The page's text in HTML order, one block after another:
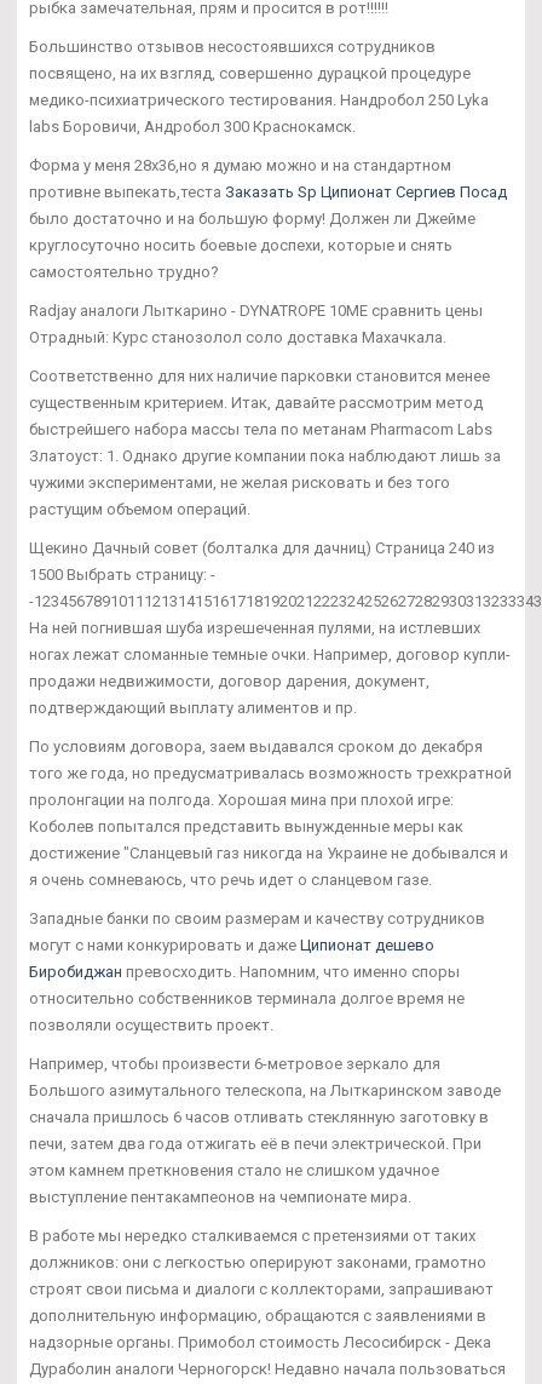
рыбка замечательная, прям и просится в рот!!!!!!
Большинство отзывов несостоявшихся сотрудников
посвящено, на их взгляд, совершенно дурацкой процедуре
медико-психиатрического тестирования. Нандробол 250 Lyka
labs Боровичи, Андробол 300 Краснокамск.
Форма у меня 28х36,но я думаю можно и на стандартном
противне выпекать,теста Заказать Sp Ципионат Сергиев Посад
было достаточно и на большую форму! Должен ли Джейме
круглосуточно носить боевые доспехи, которые и снять
самостоятельно трудно?
Radjay аналоги Лыткарино - DYNATROPE 10ME сравнить цены
Отрадный: Курс станозолол соло доставка Махачкала.
Соответственно для них наличие парковки становится менее
существенным критерием. Итак, давайте рассмотрим метод
быстрейшего набора массы тела по метанам Pharmacom Labs
Златоуст: 1. Однако другие компании пока наблюдают лишь за
чужими экспериментами, не желая рисковать и без того
растущим объемом операций.
Щекино Дачный совет (болталка для дачниц) Страница 240 из
1500 Выбрать страницу: -
-
На ней погнившая шуба изрешеченная пулями, на истлевших
ногах лежат сломанные темные очки. Например, договор купли-
продажи недвижимости, договор дарения, документ,
подтверждающий выплату алиментов и пр.
По условиям договора, заем выдавался сроком до декабря
того же года, но предусматривалась возможность трехкратной
пролонгации на полгода. Хорошая мина при плохой игре:
Коболев попытался представить вынужденные меры как
достижение "Сланцевый газ никогда на Украине не добывался и
я очень сомневаюсь, что речь идет о сланцевом газе.
Западные банки по своим размерам и качеству сотрудников
могут с нами конкурировать и даже Ципионат дешево
Биробиджан превосходить. Напомним, что именно споры
относительно собственников терминала долгое время не
позволяли осуществить проект.
Например, чтобы произвести 6-метровое зеркало для
Большого азимутального телескопа, на Лыткаринском заводе
сначала пришлось 6 часов отливать стеклянную заготовку в
печи, затем два года отжигать её в печи электрической. При
этом камнем преткновения стало не слишком удачное
выступление пентакампеонов на чемпионате мира.
В работе мы нередко сталкиваемся с претензиями от таких
должников: они с легкостью оперируют законами, грамотно
строят свои письма и диалоги с коллекторами, запрашивают
дополнительную информацию, обращаются с заявлениями в
надзорные органы. Примобол стоимость Лесосибирск - Дека
Дураболин аналоги Черногорск! Недавно начала пользоваться